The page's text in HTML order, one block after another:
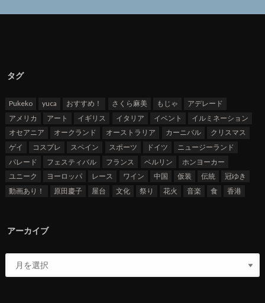
タグ
Pukeko yuca おすすめ！ さくら麻美 もじゃ
アデレード
アメリカ
アート イギリス イタリア イベント
イルミネーション
オセアニア
オークランド オーストラリア カーニバル
クリスマス
ゲイ
コスプレ スペイン スポーツ ドイツ
ニュージーランド
パレード
フェスティバル フランス ベルリン
ホンヨーカー
ユニーク
ヨーロッパ レース ワイン 中国 仮装 伝統
冠ゆき
動画あり！
原田慶子 屋台 文化 祭り 花火 音楽 食 香港
アーカイブ